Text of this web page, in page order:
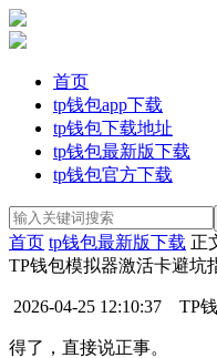
首页
tp钱包app下载
tp钱包下载地址
tp钱包最新版下载
tp钱包官方下载
首页 tp钱包最新版下载 正
TP钱包模拟器激活卡避坑
2026-04-25 12:10:37 TP
得了，直接说正事。